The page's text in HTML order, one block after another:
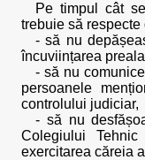
Pe timpul cât
trebuie să
- să nu
încuviințarea
- să nu
persoanele
controlului judiciar,
- să nu
Colegiului
exercitarea căreia